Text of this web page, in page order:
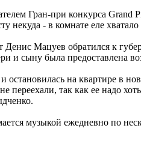
Гран-при конкурса Grand
некуда - в комнате еле
Денис Мацуев обратился к
и сыну была предоставлена
и остановилась на квартире в
переехали, так как ее надо
музыкой ежедневно по